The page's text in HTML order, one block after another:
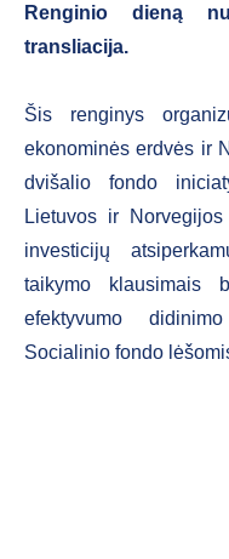
Renginio dieną
transliacija.
Šis renginys
ekonominės erdvės ir
dvišalio fondo
Lietuvos ir
investicijų
taikymo klausimais
efektyvumo
Socialinio fondo